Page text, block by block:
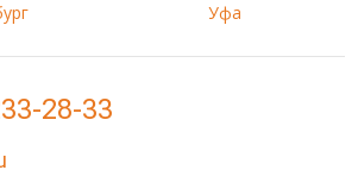
Уфа
28-33